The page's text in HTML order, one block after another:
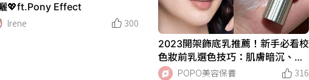
💖ft.Pony Effect
Irene
300
2023開架飾底乳推薦！新手必看校
色妝前乳選色技巧：肌膚暗沉、泛
紅這樣挑，底妝前用更薄透！
POPO美容保養 316